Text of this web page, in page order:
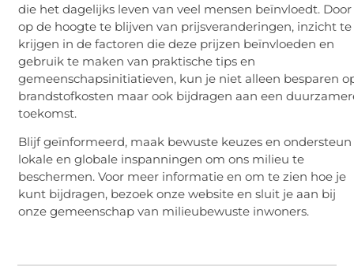
die het dagelijks leven van veel mensen beïnvloedt. Door
op de hoogte te blijven van prijsveranderingen, inzicht te
krijgen in de factoren die deze prijzen beïnvloeden en
gebruik te maken van praktische tips en
gemeenschapsinitiatieven, kun je niet alleen besparen
brandstofkosten maar ook bijdragen aan een
toekomst.
Blijf geïnformeerd, maak bewuste keuzes en ondersteun
lokale en globale inspanningen om ons milieu te
beschermen. Voor meer informatie en om te zien hoe je
kunt bijdragen, bezoek onze website en sluit je aan bij
onze gemeenschap van milieubewuste inwoners.